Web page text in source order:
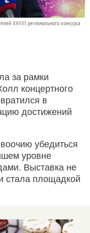
XXVIII регионального конкурса
за рамки
концертного
в
достижений
убедиться
уровне
Выставка не
стала площадкой